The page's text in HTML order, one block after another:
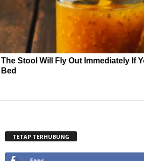
The Stool Will Fly Out Immediately If
Bed
TETAP TERHUBUNG